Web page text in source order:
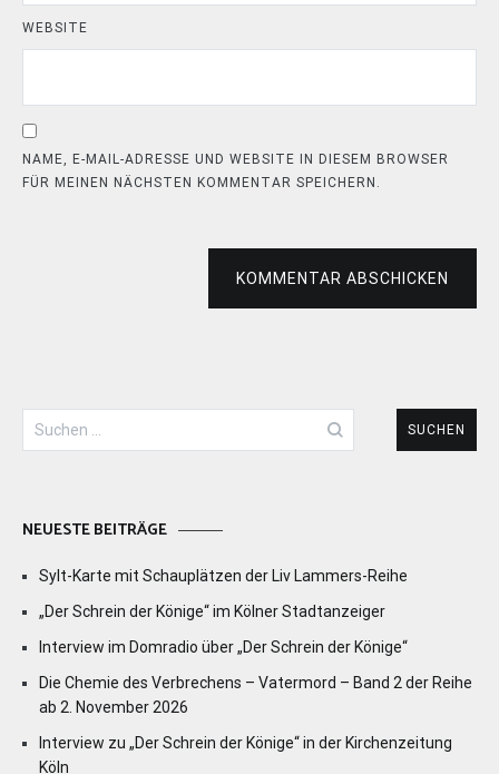
WEBSITE
NAME, E-MAIL-ADRESSE UND WEBSITE IN DIESEM BROWSER
FÜR MEINEN NÄCHSTEN KOMMENTAR SPEICHERN.
KOMMENTAR ABSCHICKEN
Suchen
nach:
NEUESTE BEITRÄGE
Sylt-Karte mit Schauplätzen der Liv Lammers-Reihe
„Der Schrein der Könige“ im Kölner Stadtanzeiger
Interview im Domradio über „Der Schrein der Könige“
Die Chemie des Verbrechens – Vatermord – Band 2 der Reihe
ab 2. November 2026
Interview zu „Der Schrein der Könige“ in der Kirchenzeitung
Köln